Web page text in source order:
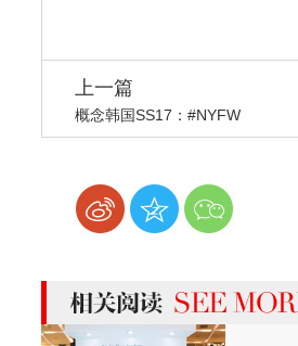
上一篇
概念韩国SS17：#NYFW